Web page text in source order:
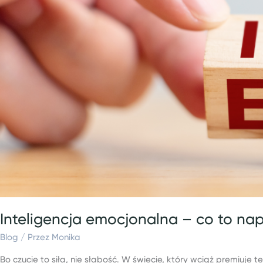
Inteligencja emocjonalna – co to
Blog / Przez Monika
Bo czucie to siła, nie słabość. W świecie, który wciąż
jak
ćwiczyć?